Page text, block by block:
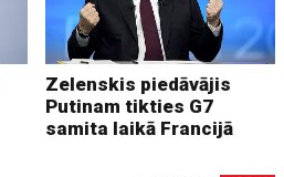
Zelenskis piedāvājis
Putinam tikties G7
samita laikā Francijā